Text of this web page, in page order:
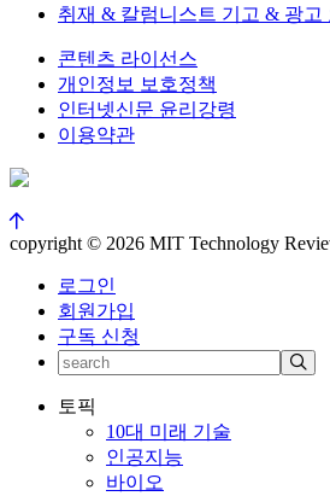
취재 & 칼럼니스트 기고 & 광고
콘텐츠 라이선스
개인정보 보호정책
인터넷신문 윤리강령
이용약관
copyright © 2026 MIT Technology
로그인
회원가입
구독 신청
토픽
10대 미래 기술
인공지능
바이오